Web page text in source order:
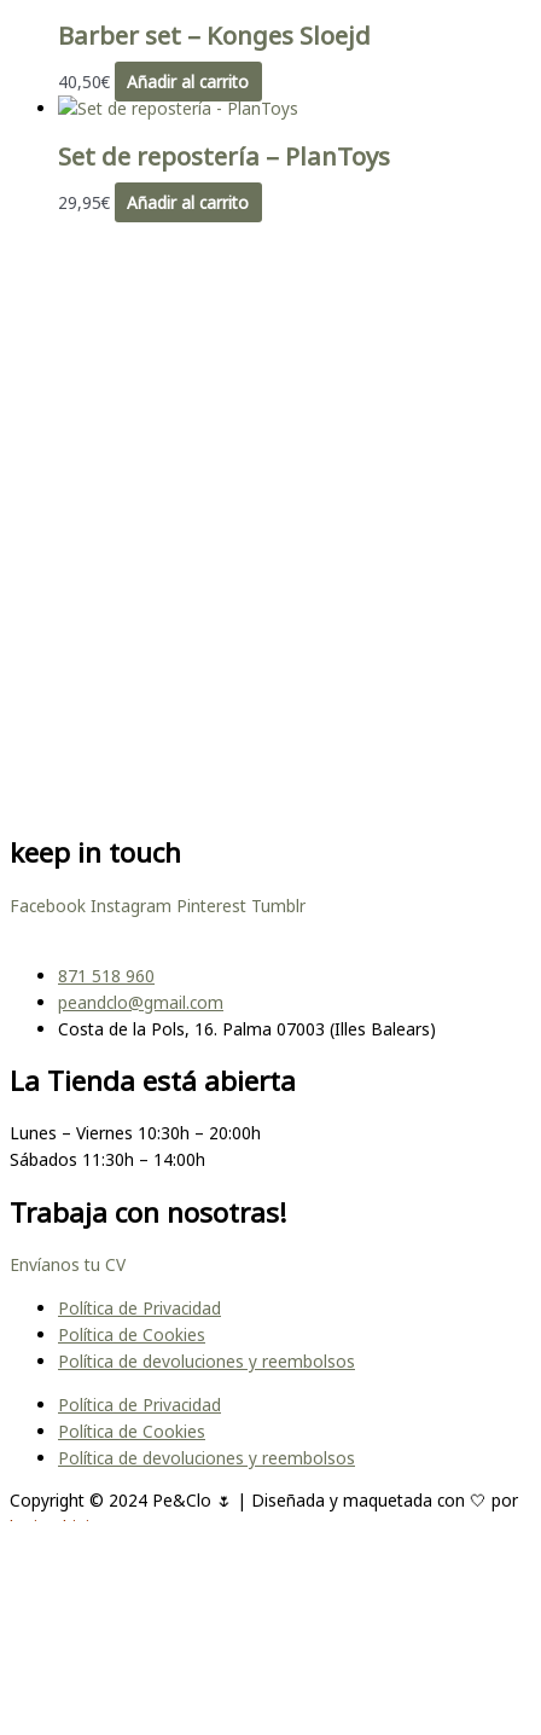
Barber set – Konges Sloejd
40,50€ Añadir al carrito
Set de repostería – PlanToys
29,95€ Añadir al carrito
keep in touch
Facebook Instagram Pinterest Tumblr
871 518 960
peandclo@gmail.com
Costa de la Pols, 16. Palma 07003 (Illes Balears)
La Tienda está abierta
Lunes – Viernes 10:30h – 20:00h
Sábados 11:30h – 14:00h
Trabaja con nosotras!
Envíanos tu CV
Política de Privacidad
Política de Cookies
Política de devoluciones y reembolsos
Política de Privacidad
Política de Cookies
Política de devoluciones y reembolsos
Copyright © 2024 Pe&Clo 🌷 | Diseñada y maquetada con 🤍 por
lopipedrini